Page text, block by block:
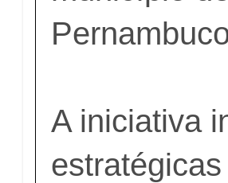
A iniciativa